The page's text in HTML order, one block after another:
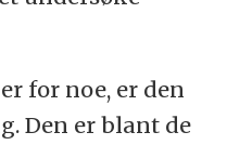
for noe, er den
Den er blant de